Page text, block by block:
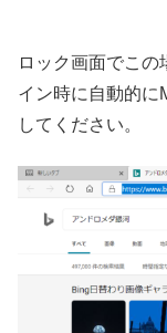
ロック画面でこ
イン時に自動的に
してください。